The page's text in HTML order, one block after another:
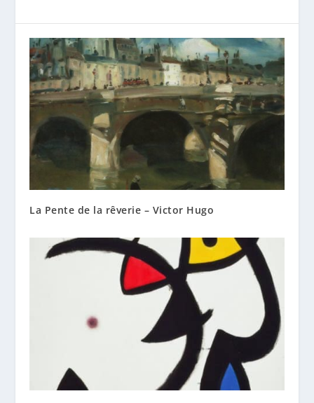
La Pente de la rêverie – Victor Hugo